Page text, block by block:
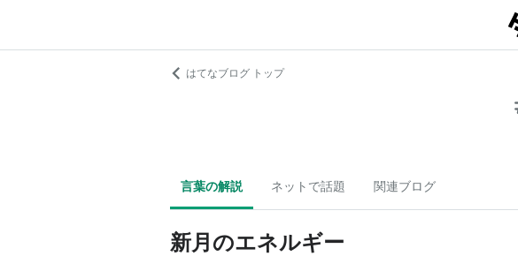
はてなブログ トップ
言葉の解説 ネットで話題 関連ブログ
新月のエネルギー